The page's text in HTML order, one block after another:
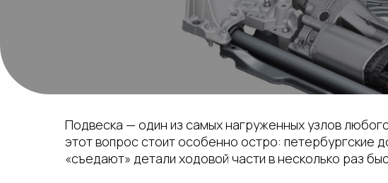
Подвеска — один из самых нагруженных узлов
этот вопрос стоит особенно остро: петербургские
«съедают» детали ходовой части в несколько раз